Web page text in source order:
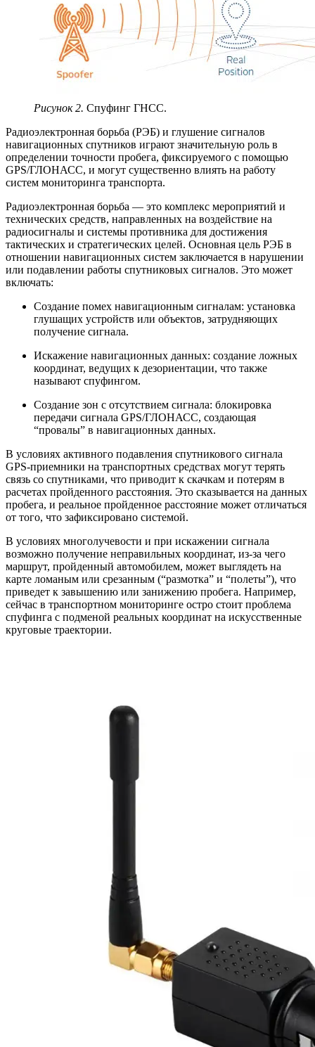
Рисунок 2. Спуфинг ГНСС.
Радиоэлектронная борьба (РЭБ) и глушение сигналов
навигационных спутников играют значительную роль в
определении точности пробега, фиксируемого с помощью
GPS/ГЛОНАСС, и могут существенно влиять на работу
систем мониторинга транспорта.
Радиоэлектронная борьба — это комплекс мероприятий и
технических средств, направленных на воздействие на
радиосигналы и системы противника для достижения
тактических и стратегических целей. Основная цель РЭБ в
отношении навигационных систем заключается в нарушении
или подавлении работы спутниковых сигналов. Это может
включать:
Создание помех навигационным сигналам: установка
глушащих устройств или объектов, затрудняющих
получение сигнала.
Искажение навигационных данных: создание ложных
координат, ведущих к дезориентации, что также
называют спуфингом.
Создание зон с отсутствием сигнала: блокировка
передачи сигнала GPS/ГЛОНАСС, создающая
“провалы” в навигационных данных.
В условиях активного подавления спутникового сигнала
GPS-приемники на транспортных средствах могут терять
связь со спутниками, что приводит к скачкам и потерям в
расчетах пройденного расстояния. Это сказывается на данных
пробега, и реальное пройденное расстояние может отличаться
от того, что зафиксировано системой.
В условиях многолучевости и при искажении сигнала
возможно получение неправильных координат, из-за чего
маршрут, пройденный автомобилем, может выглядеть на
карте ломаным или срезанным (“размотка” и “полеты”), что
приведет к завышению или занижению пробега. Например,
сейчас в транспортном мониторинге остро стоит проблема
спуфинга с подменой реальных координат на искусственные
круговые траектории.